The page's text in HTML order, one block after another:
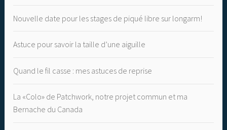
Nouvelle date pour les stages de piqué libre sur longarm!
Astuce pour savoir la taille d’une aiguille
Quand le fil casse : mes astuces de reprise
La «Colo» de Patchwork, notre projet commun et ma
Bernache du Canada